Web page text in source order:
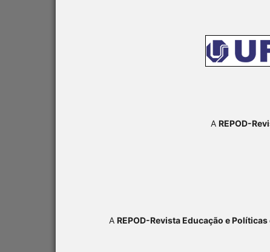
A REPOD-
A REPOD-Revista Educação e Políticas